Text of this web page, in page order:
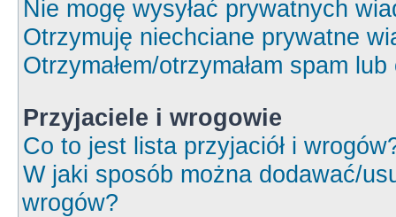
Nie mogę wysyłać prywatnych
Otrzymuję niechciane prywatne
Otrzymałem/otrzymałam spam
Przyjaciele i wrogowie
Co to jest lista przyjaciół i
W jaki sposób można dodawać/
wrogów?